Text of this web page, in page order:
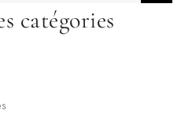
catégories